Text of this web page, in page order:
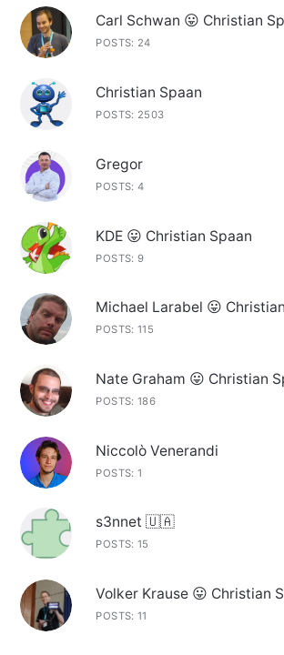
Carl Schwan 😛 Christian
POSTS: 24
Christian Spaan
POSTS: 2503
Gregor
POSTS: 4
KDE 😛 Christian Spaan
POSTS: 9
Michael Larabel 😛
POSTS: 115
Nate Graham 😛 Christian
POSTS: 186
Niccolò Venerandi
POSTS: 1
s3nnet 🇺🇦
POSTS: 15
Volker Krause 😛 Christian
POSTS: 11